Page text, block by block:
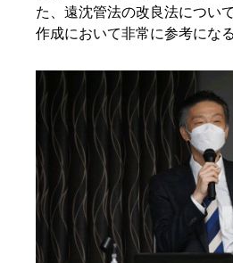
た、遠沈管法の改良法につい
作成において非常に参考にな